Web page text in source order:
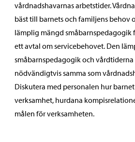
vårdnadshavarnas arbetstider.
bäst till barnets och familjens behov
lämplig mängd småbarnspedagogik
ett avtal om servicebehovet. Den
småbarnspedagogik och
nödvändigtvis samma som
Diskutera med personalen hur
verksamhet, hurdana
målen för verksamheten.